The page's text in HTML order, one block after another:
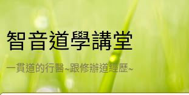
智音道學講堂
一貫道的行醫~跟修辦道經歷~